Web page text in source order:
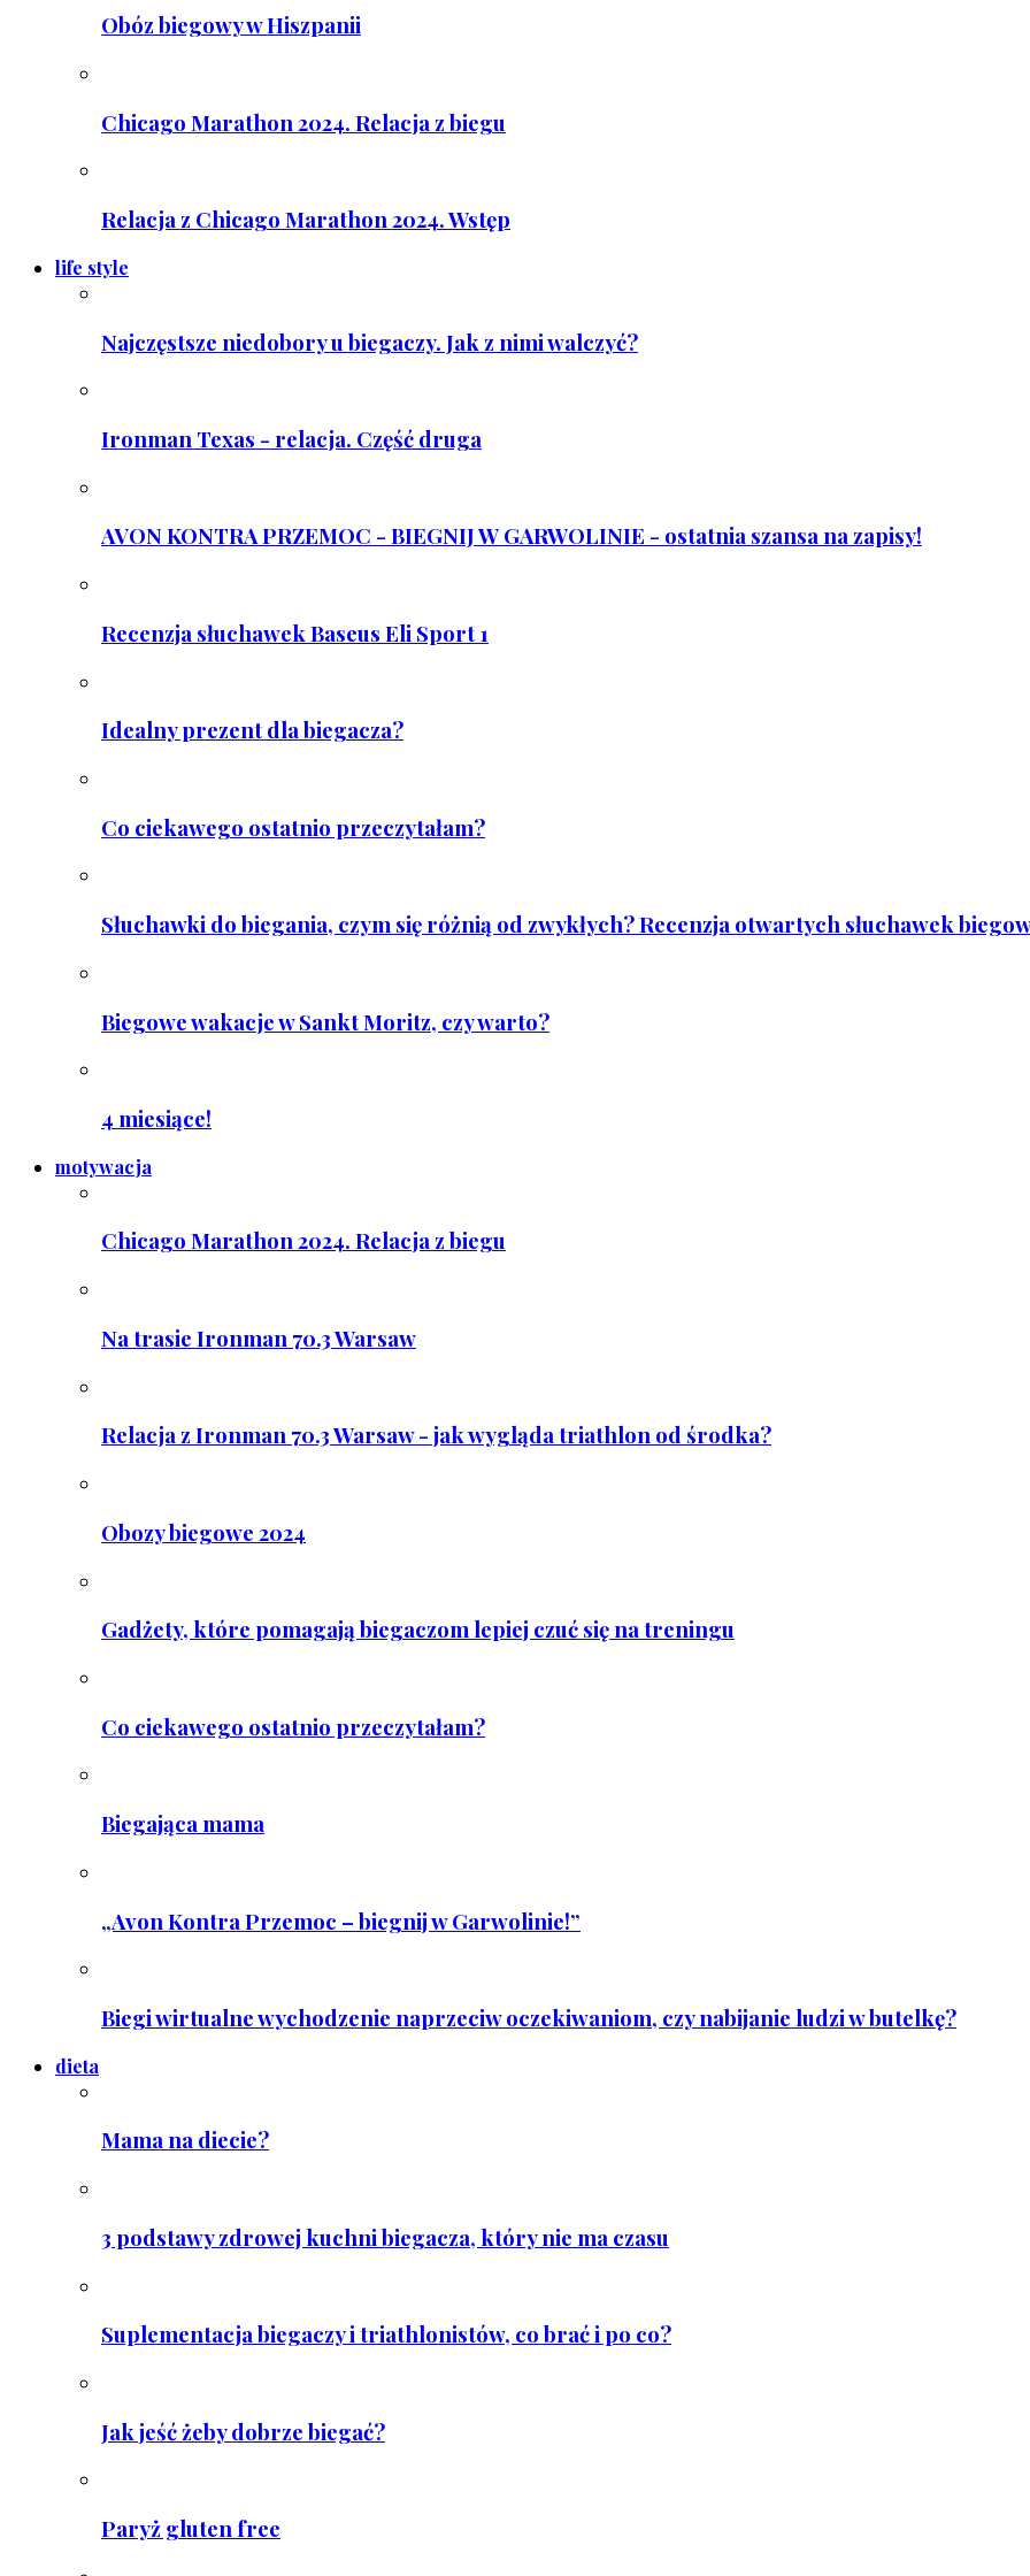
Obóz biegowy w Hiszpanii
Chicago Marathon 2024. Relacja z biegu
Relacja z Chicago Marathon 2024. Wstęp
life style
Najczęstsze niedobory u biegaczy. Jak z nimi walczyć?
Ironman Texas - relacja. Część druga
AVON KONTRA PRZEMOC - BIEGNIJ W GARWOLINIE - ostatnia szansa na zapisy!
Recenzja słuchawek Baseus Eli Sport 1
Idealny prezent dla biegacza?
Co ciekawego ostatnio przeczytałam?
Słuchawki do biegania, czym się różnią od zwykłych? Recenzja otwartych słuchawek
Biegowe wakacje w Sankt Moritz, czy warto?
4 miesiące!
motywacja
Chicago Marathon 2024. Relacja z biegu
Na trasie Ironman 70.3 Warsaw
Relacja z Ironman 70.3 Warsaw - jak wygląda triathlon od środka?
Obozy biegowe 2024
Gadżety, które pomagają biegaczom lepiej czuć się na treningu
Co ciekawego ostatnio przeczytałam?
Biegająca mama
„Avon Kontra Przemoc – biegnij w Garwolinie!”
Biegi wirtualne wychodzenie naprzeciw oczekiwaniom, czy nabijanie ludzi w butelkę?
dieta
Mama na diecie?
3 podstawy zdrowej kuchni biegacza, który nie ma czasu
Suplementacja biegaczy i triathlonistów, co brać i po co?
Jak jeść żeby dobrze biegać?
Paryż gluten free